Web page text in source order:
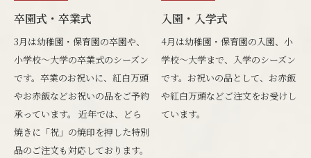
卒園式・卒業式
3月は幼稚園・保育園の卒園や、
小学校～大学の卒業式のシーズン
です。卒業のお祝いに、紅白万頭
やお赤飯などお祝いの品をご予約
承っています。 近年では、どら
焼きに「祝」の焼印を押した特別
品のご注文も対応しております。
入園・入学式
4月は幼稚園・保育園の入園、小
学校～大学まで、入学のシーズン
です。お祝いの品として、お赤飯
や紅白万頭などご注文をお受けし
ています。